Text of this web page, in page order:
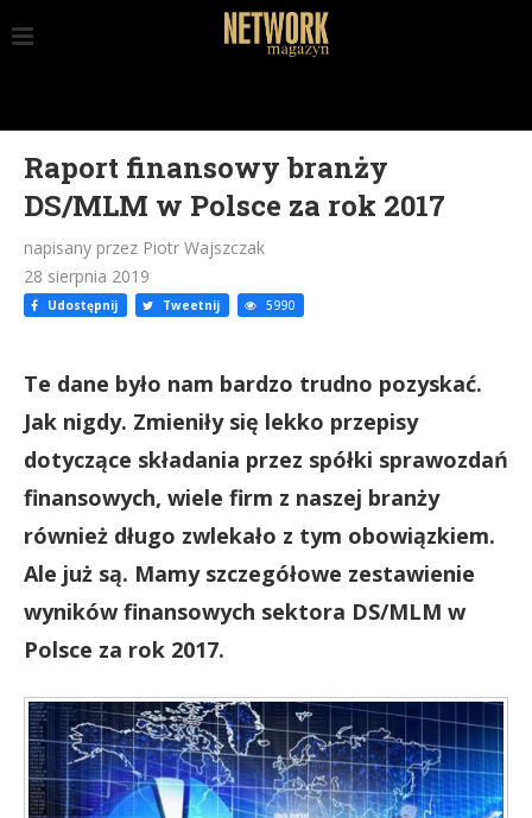
Raport finansowy branży
DS/MLM w Polsce za rok 2017
napisany przez Piotr Wajszczak
28 sierpnia 2019
Udostępnij Tweetnij 5990
Te dane było nam bardzo trudno pozyskać.
Jak nigdy. Zmieniły się lekko przepisy
dotyczące składania przez spółki sprawozdań
finansowych, wiele firm z naszej branży
również długo zwlekało z tym obowiązkiem.
Ale już są. Mamy szczegółowe zestawienie
wyników finansowych sektora DS/MLM w
Polsce za rok 2017.